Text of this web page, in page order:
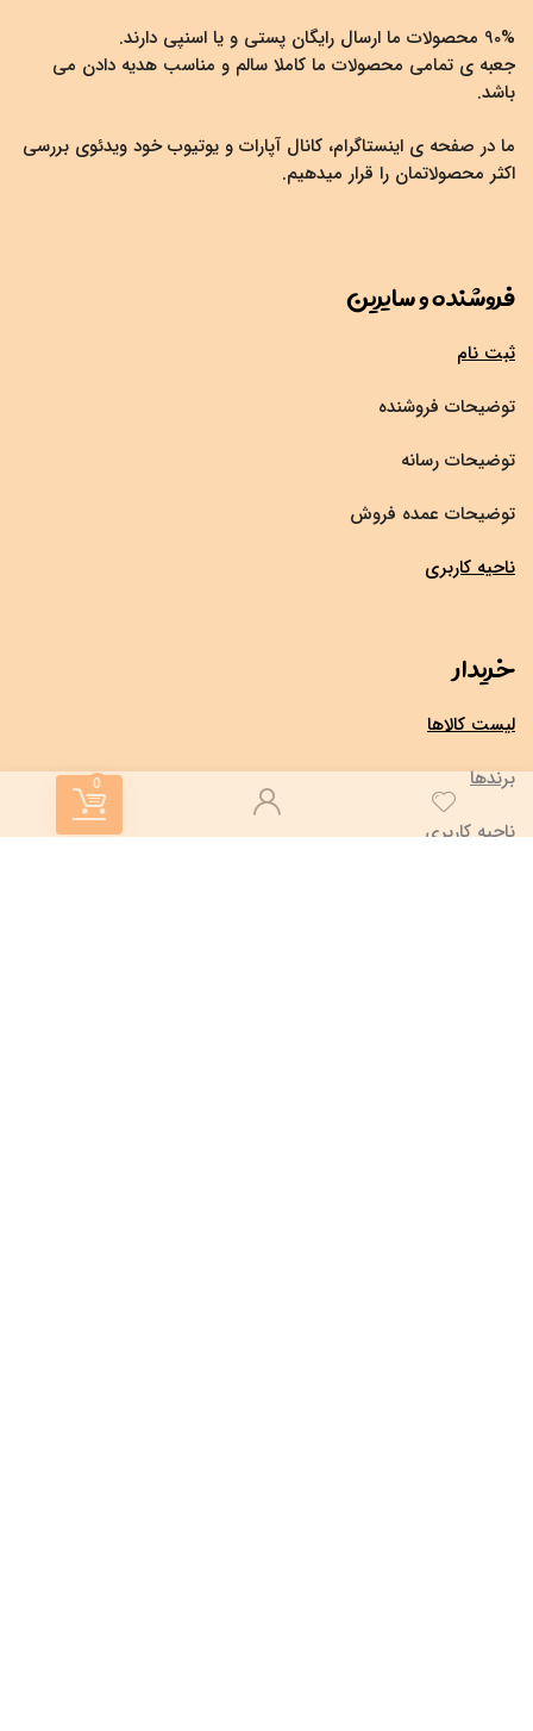
0
90% محصولات ما ارسال رایگان پستی و یا اسنپی دارند.
جعبه ی تمامی محصولات ما کاملا سالم و مناسب هدیه دادن می
باشد.
ما در صفحه ی اینستاگرام، کانال آپارات و یوتیوب خود ویدئوی بررسی
اکثر محصولاتمان را قرار میدهیم.
فروشنده و سایرین
ثبت نام
توضیحات فروشنده
توضیحات رسانه
توضیحات عمده فروش
ناحیه کاربری
خریدار
لیست کالاها
برندها
ناحیه کاربری